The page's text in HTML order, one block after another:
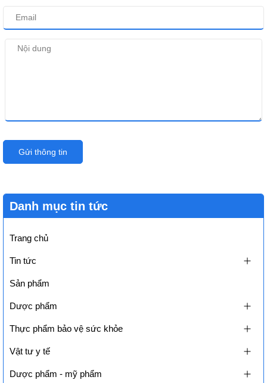
Gửi thông tin
Danh mục tin tức
Trang chủ
Tin tức
Sản phẩm
Dược phẩm
Thực phẩm bảo vệ sức khỏe
Vật tư y tế
Dược phẩm - mỹ phẩm